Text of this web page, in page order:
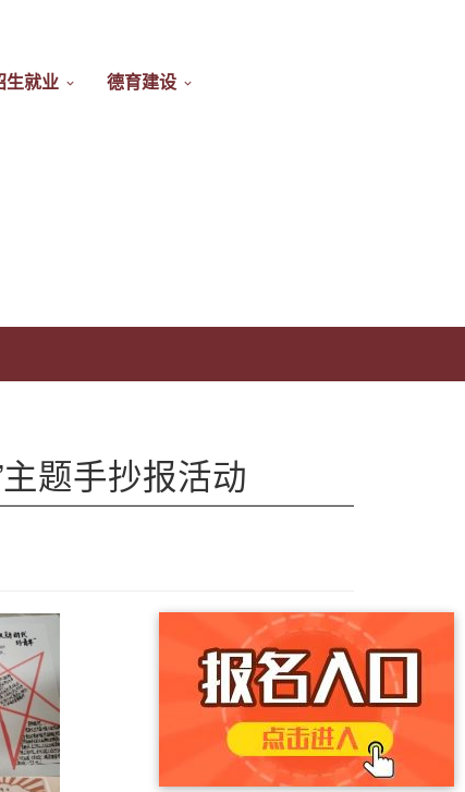
生就业 德育建设
题手抄报活动